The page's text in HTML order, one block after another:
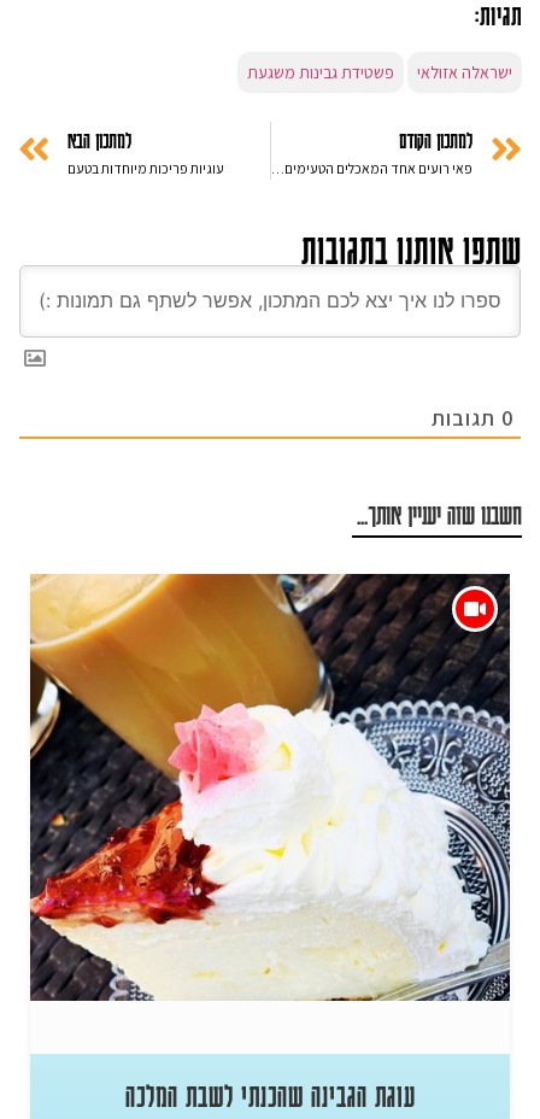
תגיות:
ישראלה אזולאי פשטידת גבינות משגעת
למתכון הקודם
פאי רועים אחד המאכלים הטעימים שיש – קל וטעים
למתכון הבא
עוגיות פריכות מיוחדות בטעם
שתפו אותנו בתגובות
0 תגובות
חשבנו שזה יעניין אותך...
עוגת הגבינה שהכנתי לשבת המלכה